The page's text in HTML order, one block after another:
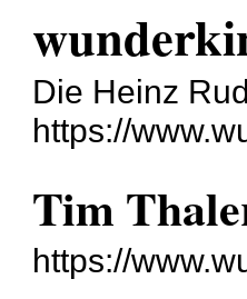
Die Heinz
https://
Tim
https://